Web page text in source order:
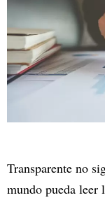
Transparente no
mundo pueda leer